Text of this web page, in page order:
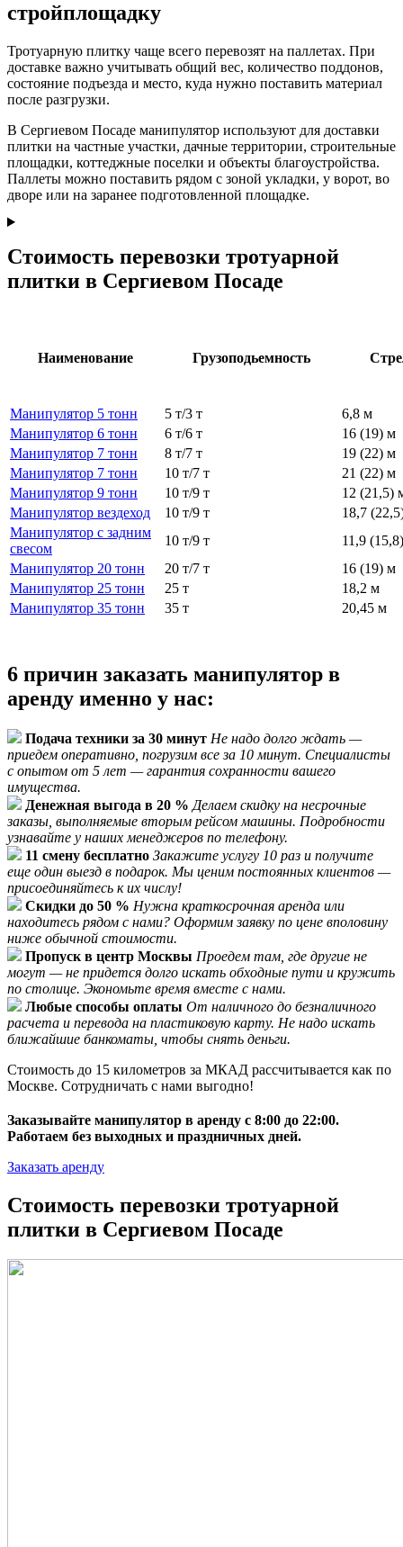
стройплощадку
Тротуарную плитку чаще всего перевозят на паллетах. При
доставке важно учитывать общий вес, количество поддонов,
состояние подъезда и место, куда нужно поставить материал
после разгрузки.
В Сергиевом Посаде манипулятор используют для доставки
плитки на частные участки, дачные территории, строительные
площадки, коттеджные поселки и объекты благоустройства.
Паллеты можно поставить рядом с зоной укладки, у ворот, во
дворе или на заранее подготовленной площадке.
Стоимость перевозки тротуарной
плитки в Сергиевом Посаде
Наименование Грузоподьемность
Манипулятор 5 тонн 5 т/3 т
6,8 м
Манипулятор 6 тонн
6 т/6 т
16 (19) м
Манипулятор 7 тонн
8 т/7 т
19 (22) м
Манипулятор 7 тонн
10 т/7 т
21 (22) м
Манипулятор 9 тонн
10 т/9 т
12 (21,5)
Манипулятор вездеход
10 т/9 т
18,7
Манипулятор с задним
свесом
10 т/9 т
11,9
Манипулятор 20 тонн
20 т/7 т
16 (19) м
Манипулятор 25 тонн
25 т
18,2 м
Манипулятор 35 тонн
35 т 20,45 м
6 причин заказать манипулятор в
аренду именно у нас:
Подача техники за 30 минут Не надо долго ждать —
приедем оперативно, погрузим все за 10 минут. Специалисты
с опытом от 5 лет — гарантия сохранности вашего
имущества.
Денежная выгода в 20 % Делаем скидку на несрочные
заказы, выполняемые вторым рейсом машины. Подробности
узнавайте у наших менеджеров по телефону.
11 смену бесплатно Закажите услугу 10 раз и получите
еще один выезд в подарок. Мы ценим постоянных клиентов —
присоединяйтесь к их числу!
Скидки до 50 % Нужна краткосрочная аренда или
находитесь рядом с нами? Оформим заявку по цене вполовину
ниже обычной стоимости.
Пропуск в центр Москвы Проедем там, где другие не
могут — не придется долго искать обходные пути и кружить
по столице. Экономьте время вместе с нами.
Любые способы оплаты От наличного до безналичного
расчета и перевода на пластиковую карту. Не надо искать
ближайшие банкоматы, чтобы снять деньги.
Стоимость до 15 километров за МКАД рассчитывается как по
Москве. Сотрудничать с нами выгодно!
Заказывайте манипулятор в аренду с 8:00 до 22:00.
Работаем без выходных и праздничных дней.
Заказать аренду
Стоимость перевозки тротуарной
плитки в Сергиевом Посаде